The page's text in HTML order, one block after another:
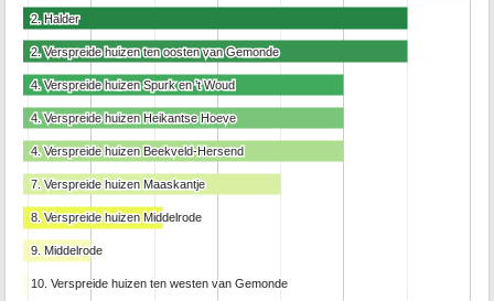
2. Halder
2. Halder
2. Verspreide huizen ten oosten van Gemonde
2. Verspreide huizen ten oosten van Gemonde
4. Verspreide huizen Spurk en ’t Woud
4. Verspreide huizen Spurk en ’t Woud
4. Verspreide huizen Heikantse Hoeve
4. Verspreide huizen Heikantse Hoeve
4. Verspreide huizen Beekveld-Hersend
4. Verspreide huizen Beekveld-Hersend
7. Verspreide huizen Maaskantje
7. Verspreide huizen Maaskantje
8. Verspreide huizen Middelrode
8. Verspreide huizen Middelrode
9. Middelrode
9. Middelrode
10. Verspreide huizen ten westen van Gemonde
10. Verspreide huizen ten westen van Gemonde